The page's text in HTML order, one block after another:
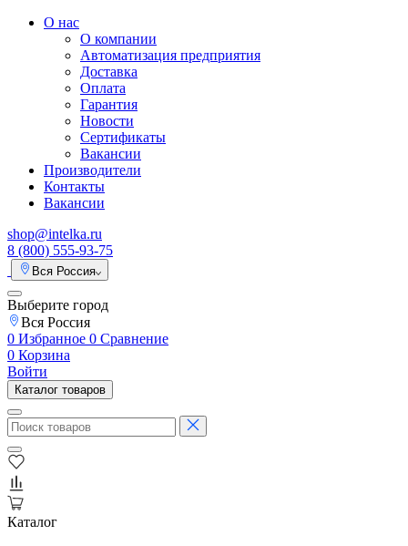
О нас
О компании
Автоматизация предприятия
Доставка
Оплата
Гарантия
Новости
Сертификаты
Вакансии
Производители
Контакты
Вакансии
shop@intelka.ru
8 (800) 555-93-75
Вся Россия
Выберите город
Вся Россия
0 Избранное 0 Сравнение
0 Корзина
Войти
Каталог товаров
Каталог